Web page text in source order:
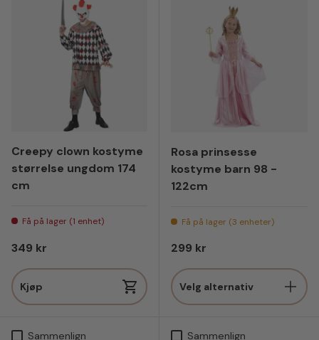
Creepy clown kostyme
størrelse ungdom 174
cm
Få på lager (1 enhet)
Vanlig pris
349 kr
Kjøp
Rosa prinsesse
kostyme barn 98 -
122cm
Få på lager (3 enheter)
Vanlig pris
299 kr
Velg alternativ
Sammenlign Sammenlign